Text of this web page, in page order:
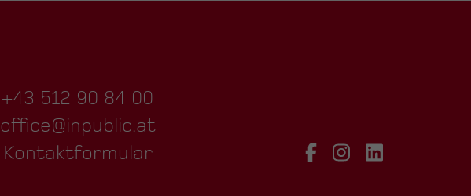
+43 512 90 84 00
office@inpublic.at
Kontaktformular